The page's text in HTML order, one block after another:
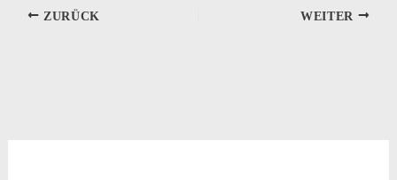
ZURÜCK WEITER